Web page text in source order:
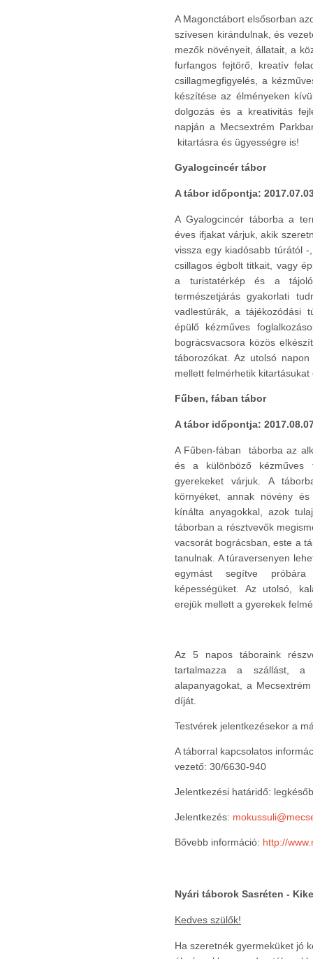
A Magonctábort elsősorban
szívesen kirándulnak, és
mezők növényeit, állatait, a
furfangos fejtörő, kreatív
csillagmegfigyelés, a
készítése az élményeken
dolgozás és a kreativitás
napján a Mecsextrém
kitartásra és ügyességre is!
Gyalogcincér tábor
A tábor időpontja:
A Gyalogcincér táborba a
éves ifjakat várjuk, akik
vissza egy kiadósabb túrától
csillagos égbolt titkait, vagy
a turistatérkép és a tájoló
természetjárás gyakorlati
vadlestúrák, a tájékozódási
épülő kézműves
bográcsvacsora közös
táborozókat. Az utolsó
mellett felmérhetik
Fűben, fában tábor
A tábor időpontja:
A Fűben-fában táborba az
és a különböző kézműves
gyerekeket várjuk. A
környéket, annak növény
kínálta anyagokkal, azok
táborban a résztvevők
vacsorát bográcsban, este a
tanulnak. A túraversenyen
egymást segítve
képességüket. Az utolsó,
erejük mellett a gyerekek
Az 5 napos táboraink
tartalmazza a szállást, a
alapanyagokat, a
díját.
Testvérek jelentkezésekor a
A táborral kapcsolatos
vezető: 30/6630-940
Jelentkezési határidő:
Jelentkezés:
Bővebb információ: http://
Nyári táborok Sasréten -
Kedves szülők!
Ha szeretnék gyermeküket jó